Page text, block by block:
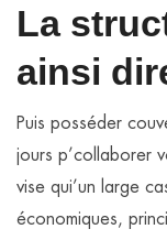
La
ainsi
Puis posséder
jours p’collaborer
vise qui’un large
économiques,